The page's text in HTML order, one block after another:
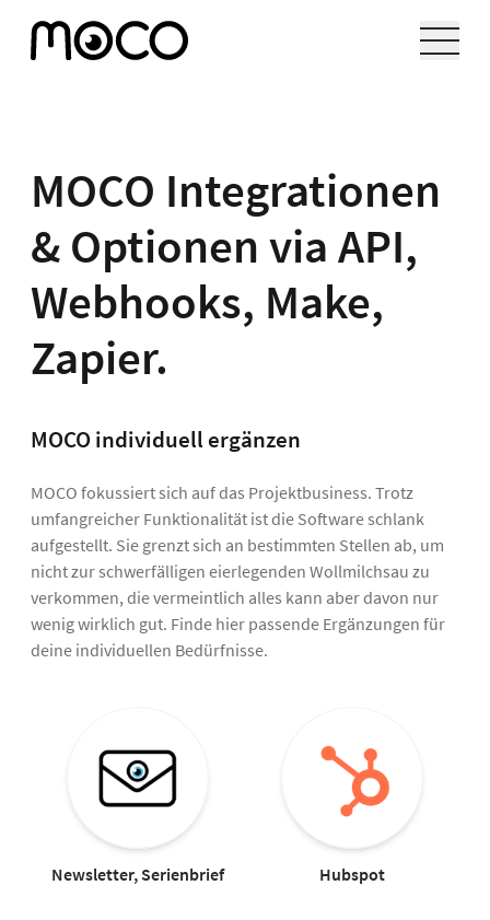
MOCO Integrationen
& Optionen via API,
Webhooks, Make,
Zapier.
MOCO individuell ergänzen
MOCO fokussiert sich auf das Projektbusiness. Trotz
umfangreicher Funktionalität ist die Software schlank
aufgestellt. Sie grenzt sich an bestimmten Stellen ab, um
nicht zur schwerfälligen eierlegenden Wollmilchsau zu
verkommen, die vermeintlich alles kann aber davon nur
wenig wirklich gut. Finde hier passende Ergänzungen für
deine individuellen Bedürfnisse.
Newsletter, Serienbrief Hubspot